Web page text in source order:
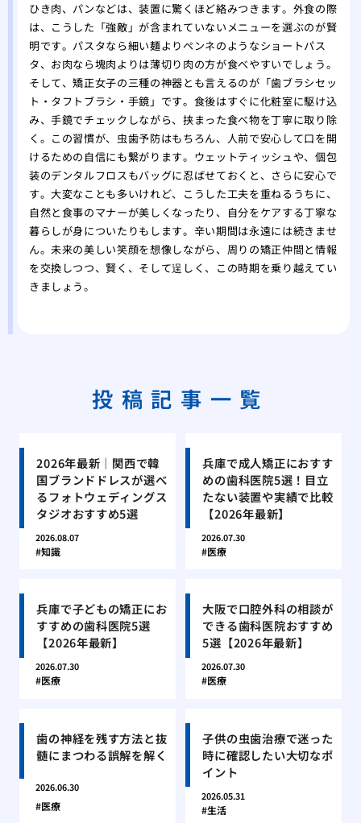
ひき肉、パンなどは、装置に驚くほど絡みつきます。外食の際
は、こうした「強敵」が含まれていないメニューを選ぶのが賢
明です。パスタなら細い麺よりペンネのようなショートパス
タ、お肉なら塊肉よりは薄切り肉の方が食べやすいでしょう。
そして、矯正女子の三種の神器とも言えるのが「歯ブラシセッ
ト・タフトブラシ・手鏡」です。食後はすぐに化粧室に駆け込
み、手鏡でチェックしながら、挟まった食べ物を丁寧に取り除
く。この習慣が、虫歯予防はもちろん、人前で安心して口を開
けるための自信にも繋がります。ウェットティッシュや、個包
装のデンタルフロスもバッグに忍ばせておくと、さらに安心で
す。大変なことも多いけれど、こうした工夫を重ねるうちに、
自然と食事のマナーが美しくなったり、自分をケアする丁寧な
暮らしが身についたりもします。辛い期間は永遠には続きませ
ん。未来の美しい笑顔を想像しながら、周りの矯正仲間と情報
を交換しつつ、賢く、そして逞しく、この時期を乗り越えてい
きましょう。
投稿記事一覧
2026年最新｜関西で韓
国ブランドドレスが選べ
るフォトウェディングス
タジオおすすめ5選
2026.08.07
知識
兵庫で成人矯正におすす
めの歯科医院5選！目立
たない装置や実績で比較
【2026年最新】
2026.07.30
医療
兵庫で子どもの矯正にお
すすめの歯科医院5選
【2026年最新】
2026.07.30
医療
大阪で口腔外科の相談が
できる歯科医院おすすめ
5選【2026年最新】
2026.07.30
医療
歯の神経を残す方法と抜
髄にまつわる誤解を解く
2026.06.30
医療
子供の虫歯治療で迷った
時に確認したい大切なポ
イント
2026.05.31
生活